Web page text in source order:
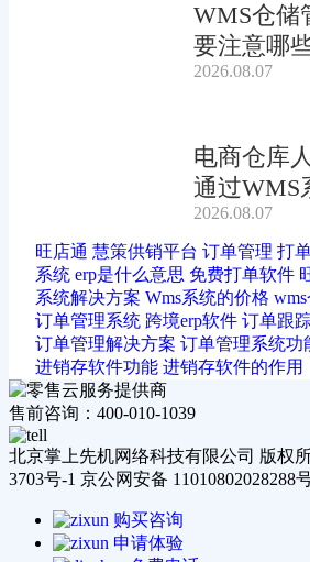
WMS仓储
要注意哪
2026.08.07
电商仓库
通过WMS
升?
2026.08.07
旺店通 慧策供销平台 订单管理 打
系统 erp是什么意思 免费打单软件
系统解决方案 Wms系统的价格
订单管理系统 跨境erp软件 订单跟
订单管理解决方案 订单管理系统功
进销存软件功能 进销存软件的作用
售前咨询：400-010-1039
北京掌上先机网络科技有限公司 版权
3703号-1 京公网安备 11010802028288
购买咨询
申请体验